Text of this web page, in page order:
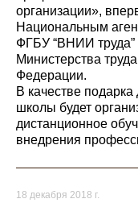
организации»,
Национальным
ФГБУ “ВНИИ труда”
Министерства
Федерации.
В качестве
школы будет
дистанционное
внедрения
18 декабря 2018 г.